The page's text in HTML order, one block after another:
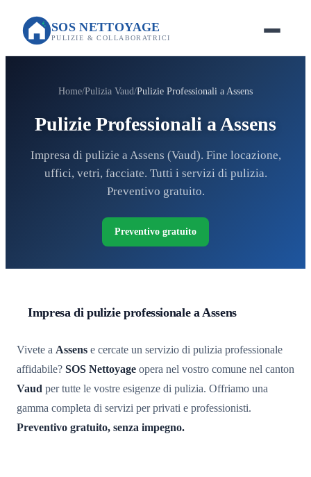
SOS NETTOYAGE
PULIZIE & COLLABORATRICI
Home Pulizia Vaud Pulizie Professionali a Assens
Pulizie Professionali a Assens
Impresa di pulizie a Assens (Vaud). Fine locazione,
uffici, vetri, facciate. Tutti i servizi di pulizia.
Preventivo gratuito.
Preventivo gratuito
Impresa di pulizie professionale a Assens
Vivete a Assens e cercate un servizio di pulizia professionale
affidabile? SOS Nettoyage opera nel vostro comune nel canton
Vaud per tutte le vostre esigenze di pulizia. Offriamo una
gamma completa di servizi per privati e professionisti.
Preventivo gratuito, senza impegno.